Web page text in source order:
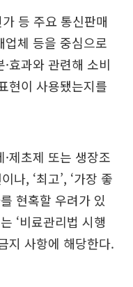
등 주요 통신판매
체 등을 중심으로
효과와 관련해 소비
현이 사용됐는지를
제초제 또는 생장조
나, ‘최고’, ‘가장 좋
현혹할 우려가 있
‘비료관리법 시행
지 사항에 해당한다.